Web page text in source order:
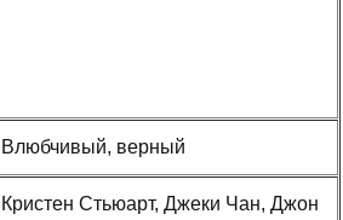
Влюбчивый, верный
Кристен Стьюарт, Джеки Чан, Джон